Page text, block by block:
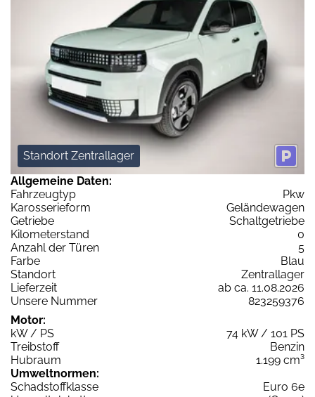
Standort Zentrallager
Allgemeine Daten:
Fahrzeugtyp
Pkw
Karosserieform
Geländewagen
Getriebe
Schaltgetriebe
Kilometerstand
0
Anzahl der Türen
5
Farbe
Blau
Standort
Zentrallager
Lieferzeit
ab ca. 11.08.2026
Unsere Nummer
823259376
Motor:
kW / PS
74 kW / 101 PS
Treibstoff
Benzin
Hubraum
1.199 cm³
Umweltnormen:
Schadstoffklasse
Euro 6e